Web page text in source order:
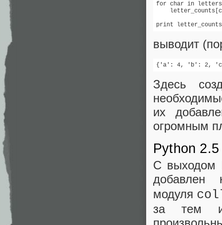
for char in
print letter_counts
выводит
{'a': 4, 'b': 2,
Здесь
их
огромным
Python 2.5
С выходом
модуля
за тем